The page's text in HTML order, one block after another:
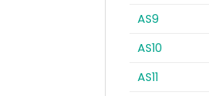
AS9
AS10
AS11